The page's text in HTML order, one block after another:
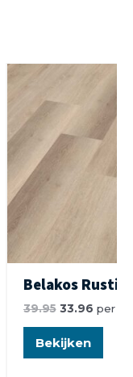
Belakos
39.95 33.96 per
Bekijken